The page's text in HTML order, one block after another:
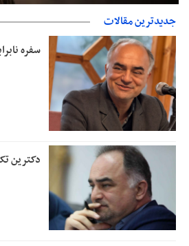
دفتر رهبر انقلاب: مطالب خارج از مراجع
جدیدترین مقالات
سفره
دکترین